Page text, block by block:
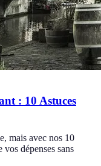
: 10 Astuces
mais avec nos 10
dépenses sans